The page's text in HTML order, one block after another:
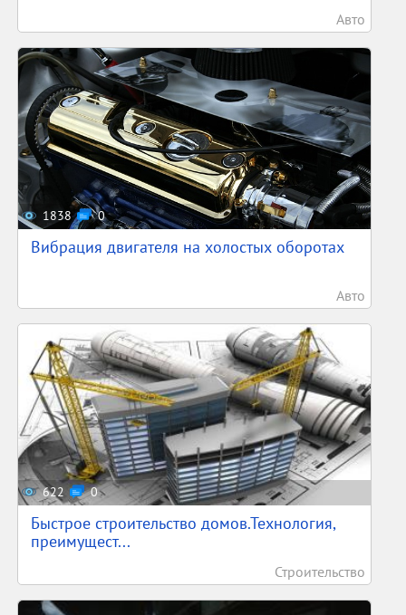
Авто
1838 0
Вибрация двигателя на холостых оборотах
Авто
622 0
Быстрое строительство домов.Технология,
преимущест...
Строительство